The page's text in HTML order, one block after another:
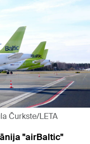
Čurkste/LETA
"airBaltic"